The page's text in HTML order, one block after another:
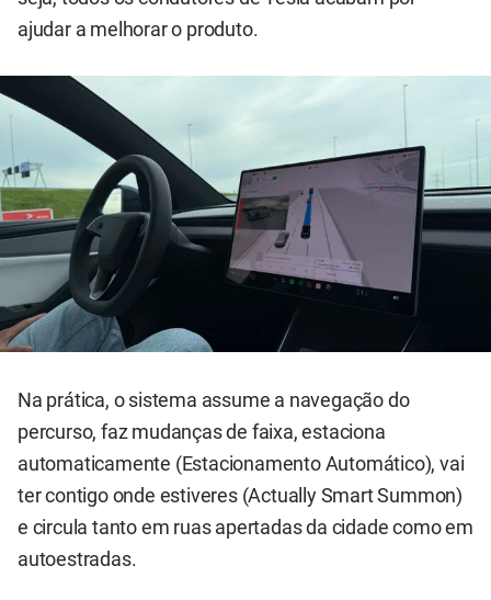
ajudar a melhorar o produto.
Na prática, o sistema assume a navegação do
percurso, faz mudanças de faixa, estaciona
automaticamente (Estacionamento Automático), vai
ter contigo onde estiveres (Actually Smart Summon)
e circula tanto em ruas apertadas da cidade como em
autoestradas.